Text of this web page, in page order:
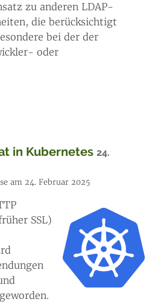
zu anderen LDAP-
die berücksichtigt
bei der der
oder
in Kubernetes 24.
am 24. Februar 2025
SSL)